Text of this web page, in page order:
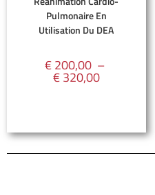
Pulmonaire En
Utilisation Du DEA
€200,00 –
€320,00